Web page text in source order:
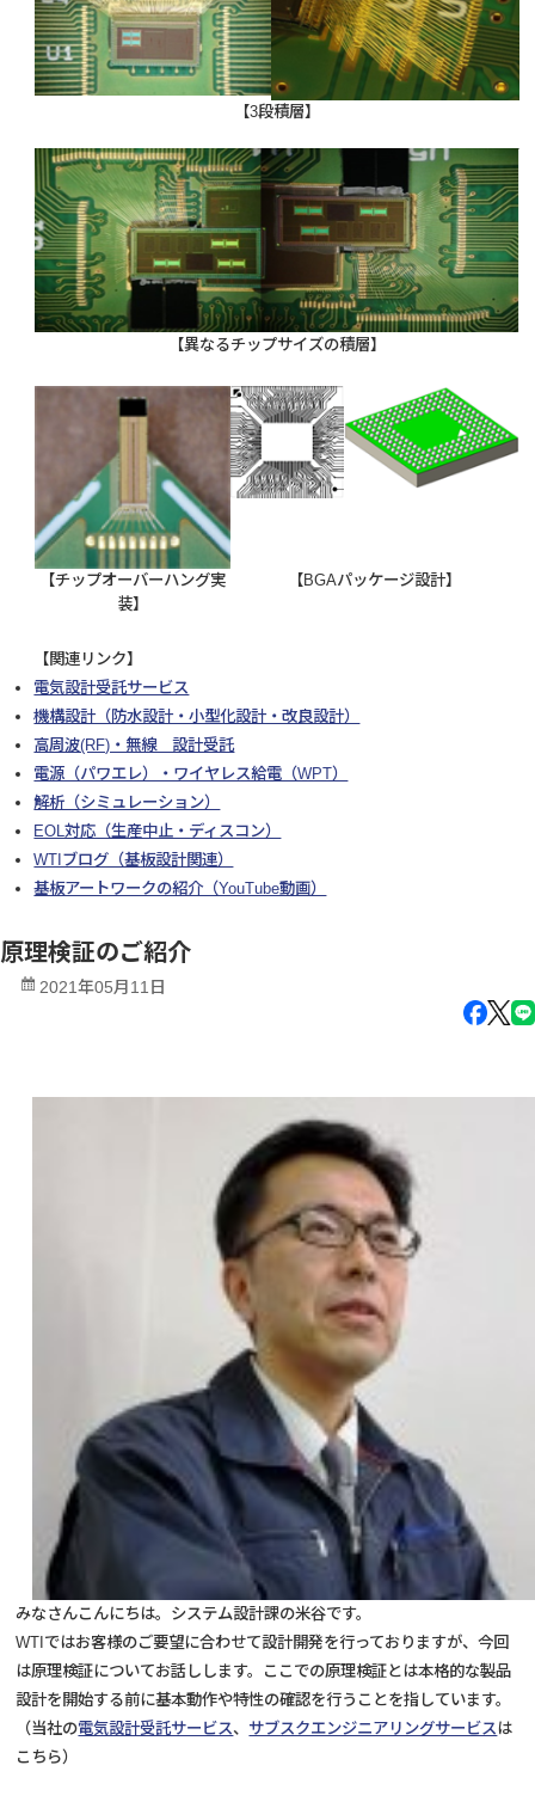
【3段積層】
【異なるチップサイズの積層】
【チップオーバーハング実
装】
【BGAパッケージ設計】
【関連リンク】
電気設計受託サービス
機構設計（防水設計・小型化設計・改良設計）
高周波(RF)・無線 設計受託
電源（パワエレ）・ワイヤレス給電（WPT）
解析（シミュレーション）
EOL対応（生産中止・ディスコン）
WTIブログ（基板設計関連）
基板アートワークの紹介（YouTube動画）
原理検証のご紹介
2021年05月11日
みなさんこんにちは。システム設計課の米谷です。
WTIではお客様のご要望に合わせて設計開発を行っておりますが、今回
は原理検証についてお話しします。ここでの原理検証とは本格的な製品
設計を開始する前に基本動作や特性の確認を行うことを指しています。
（当社の電気設計受託サービス、 サブスクエンジニアリングサービスは
こちら）